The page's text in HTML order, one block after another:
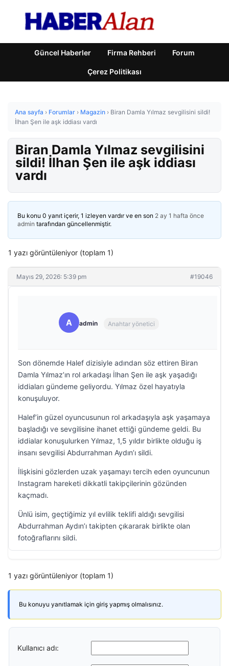
Güncel Haberler Firma Rehberi Forum
Çerez Politikası
Ana sayfa › Forumlar › Magazin › Biran Damla Yılmaz sevgilisini sildi!
İlhan Şen ile aşk iddiası vardı
Biran Damla Yılmaz sevgilisini
sildi! İlhan Şen ile aşk iddiası
vardı
Bu konu 0 yanıt içerir, 1 izleyen vardır ve en son 2 ay 1 hafta önce
admin tarafından güncellenmiştir.
1 yazı görüntüleniyor (toplam 1)
Mayıs 29, 2026: 5:39 pm #19046
A admin Anahtar yönetici
Son dönemde Halef dizisiyle adından söz ettiren Biran
Damla Yılmaz’ın rol arkadaşı İlhan Şen ile aşk yaşadığı
iddiaları gündeme geliyordu. Yılmaz özel hayatıyla
konuşuluyor.
Halef’in güzel oyuncusunun rol arkadaşıyla aşk yaşamaya
başladığı ve sevgilisine ihanet ettiği gündeme geldi. Bu
iddialar konuşulurken Yılmaz, 1,5 yıldır birlikte olduğu iş
insanı sevgilisi Abdurrahman Aydın’ı sildi.
İlişkisini gözlerden uzak yaşamayı tercih eden oyuncunun
Instagram hareketi dikkatli takipçilerinin gözünden
kaçmadı.
Ünlü isim, geçtiğimiz yıl evlilik teklifi aldığı sevgilisi
Abdurrahman Aydın’ı takipten çıkararak birlikte olan
fotoğraflarını sildi.
1 yazı görüntüleniyor (toplam 1)
Bu konuyu yanıtlamak için giriş yapmış olmalısınız.
Kullanıcı adı: